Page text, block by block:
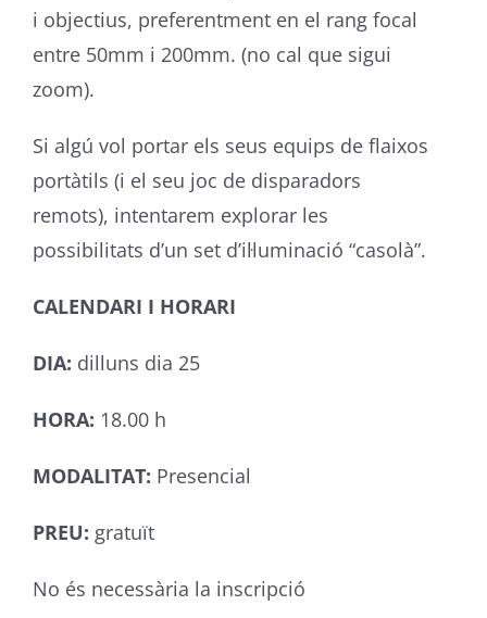
i objectius, preferentment en el rang focal
entre 50mm i 200mm. (no cal que sigui
zoom).
Si algú vol portar els seus equips de flaixos
portàtils (i el seu joc de disparadors
remots), intentarem explorar les
possibilitats d’un set d’il·luminació “casolà”.
CALENDARI I HORARI
DIA: dilluns dia 25
HORA: 18.00 h
MODALITAT: Presencial
PREU: gratuït
No és necessària la inscripció